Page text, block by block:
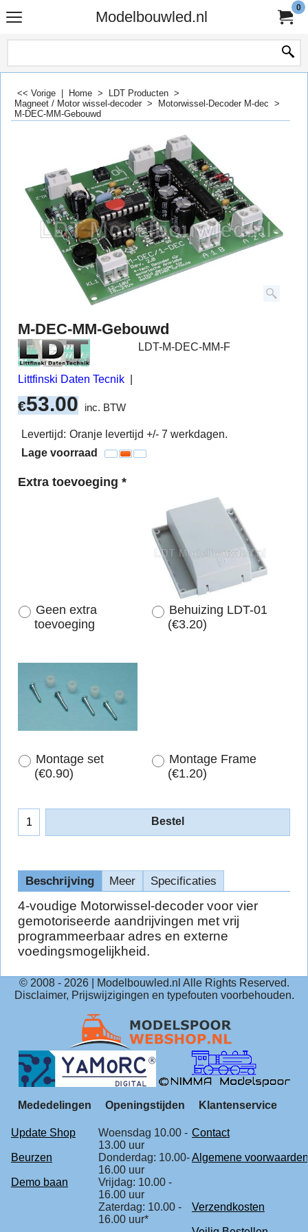
Modelbouwled.nl
0
<< Vorige Home > LDT Producten >
Magneet / Motor wissel-decoder > Motorwissel-Decoder M-dec >
M-DEC-MM-Gebouwd
M-DEC-MM-Gebouwd
Littfinski Daten Tecnik
LDT-M-DEC-MM-F
€53.00 inc. BTW
Levertijd: Oranje levertijd +/- 7 werkdagen.
Lage voorraad
Extra toevoeging *
Geen extra
toevoeging
Behuizing LDT-01
(€3.20)
Montage set
(€0.90)
Montage Frame
(€1.20)
Bestel
Beschrijving Meer Specificaties
4-voudige Motorwissel-decoder voor vier
gemotoriseerde aandrijvingen met vrij
programmeerbaar adres en externe
voedingsmogelijkheid.
© 2008 - 2026| Modelbouwled.nl Alle Rights Reserved.
Disclaimer, Prijswijzigingen en typefouten voorbehouden.
Mededelingen Openingstijden Klantenservice
Update Shop
Woensdag 10.00 -
13.00 uur
Contact
Beurzen
Donderdag: 10.00-
16.00 uur
Algemene voorwaarden
Demo baan
Vrijdag: 10.00 -
16.00 uur
Zaterdag: 10.00 -
16.00 uur*
Verzendkosten